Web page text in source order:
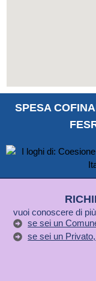
SPESA
vuoi conoscere di
se sei un
se sei un